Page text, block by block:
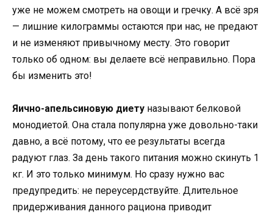
уже не можем смотреть на овощи и гречку. А всё зря
— лишние килограммы остаются при нас, не предают
и не изменяют привычному месту. Это говорит
только об одном: вы делаете всё неправильно. Пора
бы изменить это!
Яично-апельсиновую диету называют белковой
монодиетой. Она стала популярна уже довольно-таки
давно, а всё потому, что ее результаты всегда
радуют глаз. За день такого питания можно скинуть 1
кг. И это только минимум. Но сразу нужно вас
предупредить: не переусердствуйте. Длительное
придерживания данного рациона приводит